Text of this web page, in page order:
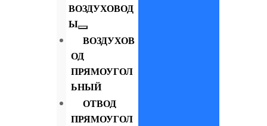
ВОЗДУХОВОД
Ы
ВОЗДУХОВ
ОД
ПРЯМОУГОЛ
ЬНЫЙ
ОТВОД
ПРЯМОУГОЛ